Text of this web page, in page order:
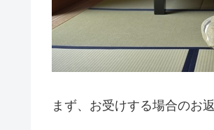
まず、お受けする場合のお